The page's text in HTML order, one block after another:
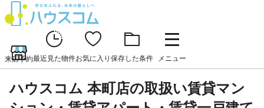
来店予約最近見た物件お気に入り 保存した条件 メニュー
ハウスコム 本町店の取扱い賃貸マン